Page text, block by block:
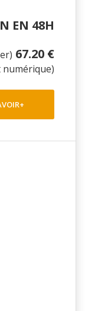
EN 48H
67.20 €